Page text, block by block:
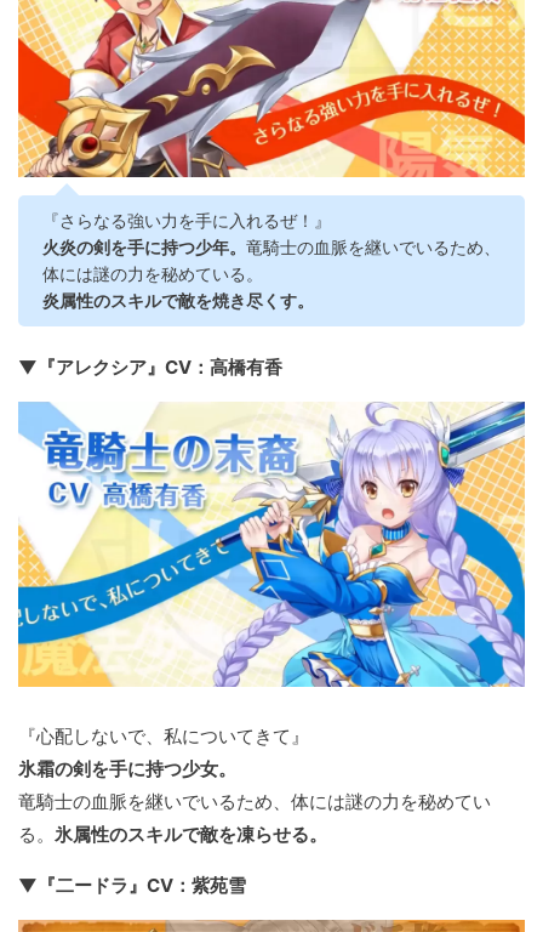
『さらなる強い力を手に入れるぜ！』
火炎の剣を手に持つ少年。 竜騎士の血脈を継いでいるため、
体には謎の力を秘めている。
炎属性のスキルで敵を焼き尽くす。
▼『アレクシア』CV：高橋有香
『心配しないで、私についてきて』
氷霜の剣を手に持つ少女。
竜騎士の血脈を継いでいるため、体には謎の力を秘めてい
る。 氷属性のスキルで敵を凍らせる。
▼『二ードラ』CV：紫苑雪